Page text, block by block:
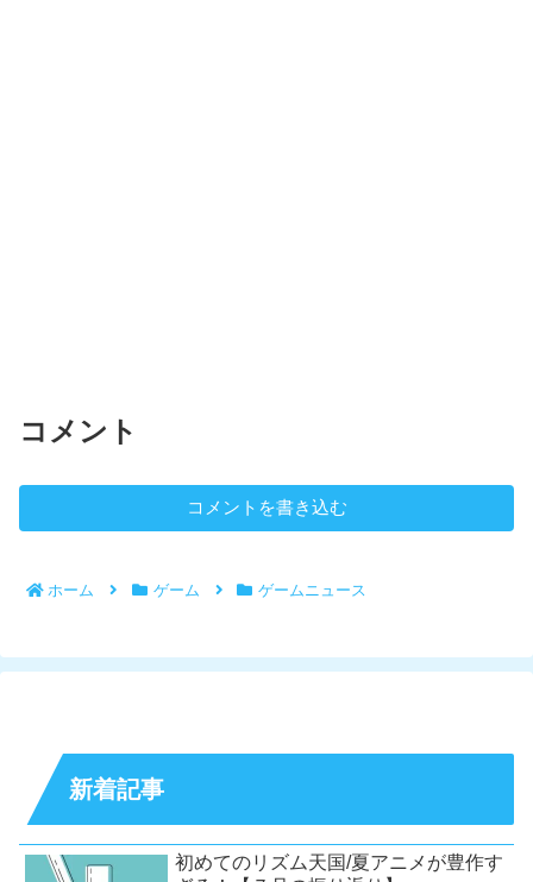
コメント
コメントを書き込む
ホーム ゲーム ゲームニュース
新着記事
初めてのリズム天国/夏アニメが豊作す